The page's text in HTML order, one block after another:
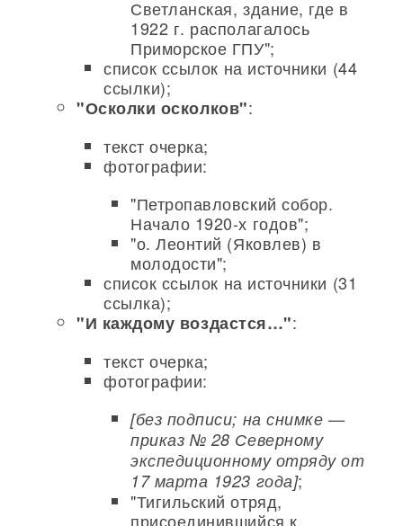
Светланская, здание, где в
1922 г. располагалось
Приморское ГПУ";
список ссылок на источники (44
ссылки);
"Осколки осколков":
текст очерка;
фотографии:
"Петропавловский собор.
Начало 1920-х годов";
"о. Леонтий (Яковлев) в
молодости";
список ссылок на источники (31
ссылка);
"И каждому воздастся…":
текст очерка;
фотографии:
[без подписи; на снимке —
приказ № 28 Северному
экспедиционному отряду от
17 марта 1923 года];
"Тигильский отряд,
присоединившийся к